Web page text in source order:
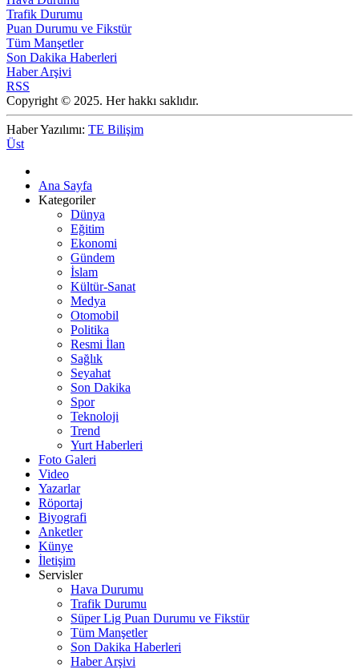
Trafik Durumu
Puan Durumu ve Fikstür
Tüm Manşetler
Son Dakika Haberleri
Haber Arşivi
RSS
Copyright © 2025. Her hakkı saklıdır.
Haber Yazılımı: TE Bilişim
Üst
Ana Sayfa
Kategoriler
Dünya
Eğitim
Ekonomi
Gündem
İslam
Kültür-Sanat
Medya
Otomobil
Politika
Resmi İlan
Sağlık
Seyahat
Son Dakika
Spor
Teknoloji
Trend
Yurt Haberleri
Foto Galeri
Video
Yazarlar
Röportaj
Biyografi
Anketler
Künye
İletişim
Servisler
Hava Durumu
Trafik Durumu
Süper Lig Puan Durumu ve Fikstür
Tüm Manşetler
Son Dakika Haberleri
Haber Arşivi